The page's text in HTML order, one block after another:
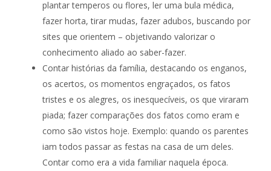
plantar temperos ou flores, ler uma bula médica,
fazer horta, tirar mudas, fazer adubos, buscando por
sites que orientem – objetivando valorizar o
conhecimento aliado ao saber-fazer.
Contar histórias da família, destacando os enganos,
os acertos, os momentos engraçados, os fatos
tristes e os alegres, os inesquecíveis, os que viraram
piada; fazer comparações dos fatos como eram e
como são vistos hoje. Exemplo: quando os parentes
iam todos passar as festas na casa de um deles.
Contar como era a vida familiar naquela época.